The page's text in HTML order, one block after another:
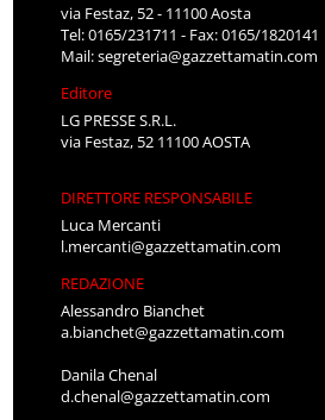
via Festaz, 52 - 11100 Aosta
Tel: 0165/231711 - Fax: 0165/1820141
Mail:segreteria@gazzettamatin.com
Editore
LG PRESSE S.R.L.
via Festaz, 52 11100 AOSTA
DIRETTORE RESPONSABILE
Luca Mercanti
l.mercanti@gazzettamatin.com
REDAZIONE
Alessandro Bianchet
a.bianchet@gazzettamatin.com
Danila Chenal
d.chenal@gazzettamatin.com